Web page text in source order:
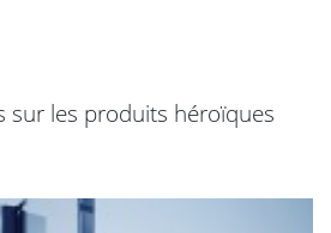
sur les produits héroïques